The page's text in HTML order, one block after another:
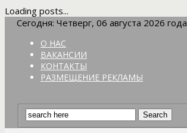
Loading posts...
Сегодня: Четверг, 06 августа 2026 года
О НАС
ВАКАНСИИ
КОНТАКТЫ
РАЗМЕЩЕНИЕ РЕКЛАМЫ